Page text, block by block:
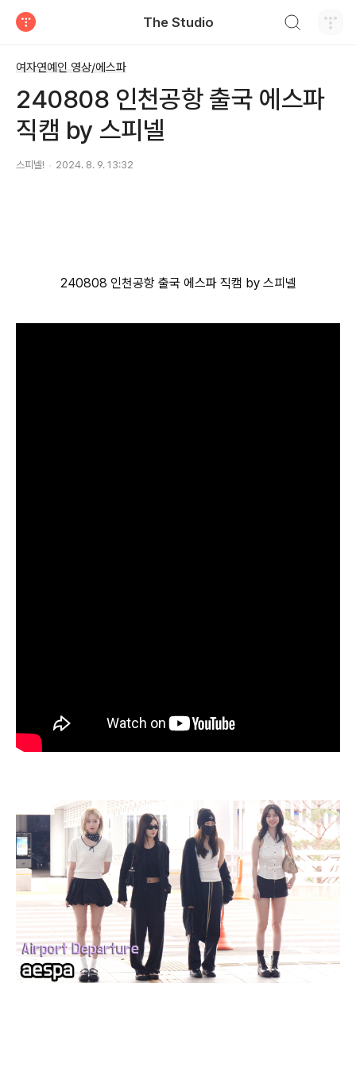
The Studio
여자연예인 영상/에스파
240808 인천공항 출국 에스파
직캠 by 스피넬
스피넬! 2024. 8. 9. 13:32
240808 인천공항 출국 에스파 직캠 by 스피넬